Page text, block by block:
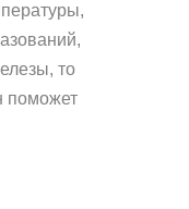
то
поможет